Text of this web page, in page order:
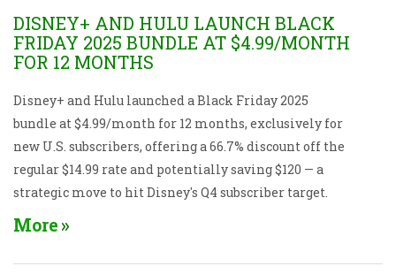
DISNEY+ AND HULU LAUNCH BLACK
FRIDAY 2025 BUNDLE AT $4.99/MONTH
FOR 12 MONTHS
Disney+ and Hulu launched a Black Friday 2025
bundle at $4.99/month for 12 months, exclusively for
new U.S. subscribers, offering a 66.7% discount off the
regular $14.99 rate and potentially saving $120 — a
strategic move to hit Disney's Q4 subscriber target.
More